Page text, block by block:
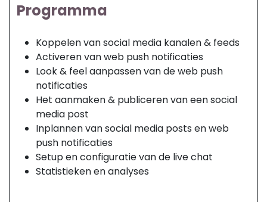
Programma
Koppelen van social media kanalen & feeds
Activeren van web push notificaties
Look & feel aanpassen van de web push
notificaties
Het aanmaken & publiceren van een social
media post
Inplannen van social media posts en web
push notificaties
Setup en configuratie van de live chat
Statistieken en analyses